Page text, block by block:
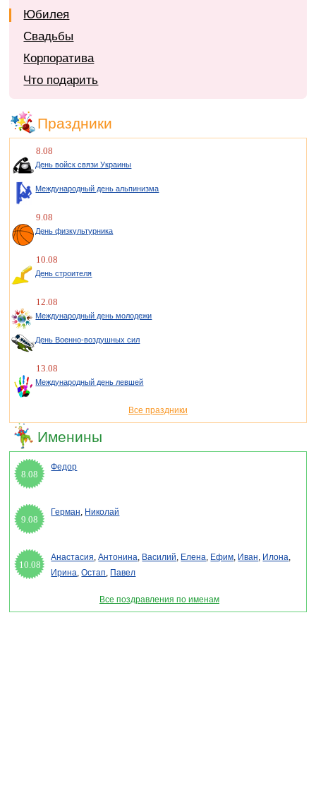
Юбилея
Свадьбы
Корпоратива
Что подарить
Праздники
8.08
День войск связи Украины
Международный день альпинизма
9.08
День физкультурника
10.08
День строителя
12.08
Международный день молодежи
День Военно-воздушных сил
13.08
Международный день левшей
Все праздники
Именины
8.08
Федор
9.08
Герман, Николай
10.08
Анастасия,Антонина, Василий, Елена, Ефим, Иван, Илона,
Ирина,Остап, Павел
Все поздравления по именам